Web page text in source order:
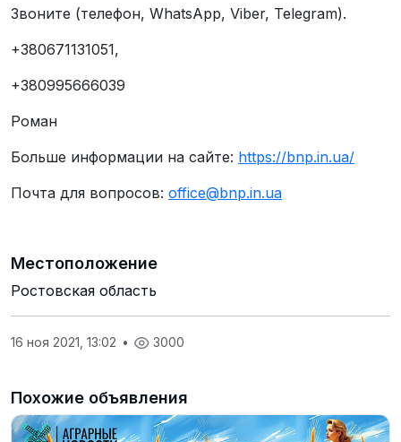
Звоните (телефон, WhatsApp, Viber, Telegram).
+380671131051,
+380995666039
Роман
Больше информации на сайте: https://bnp.in.ua/
Почта для вопросов: office@bnp.in.ua
Местоположение
Ростовская область
16 ноя 2021, 13:02 • 3000
Похожие объявления